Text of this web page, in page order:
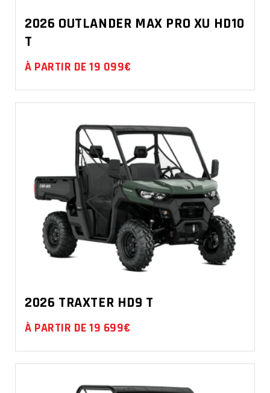
2026 OUTLANDER MAX PRO XU HD10
T
À PARTIR DE 19 099€
2026 TRAXTER HD9 T
À PARTIR DE 19 699€